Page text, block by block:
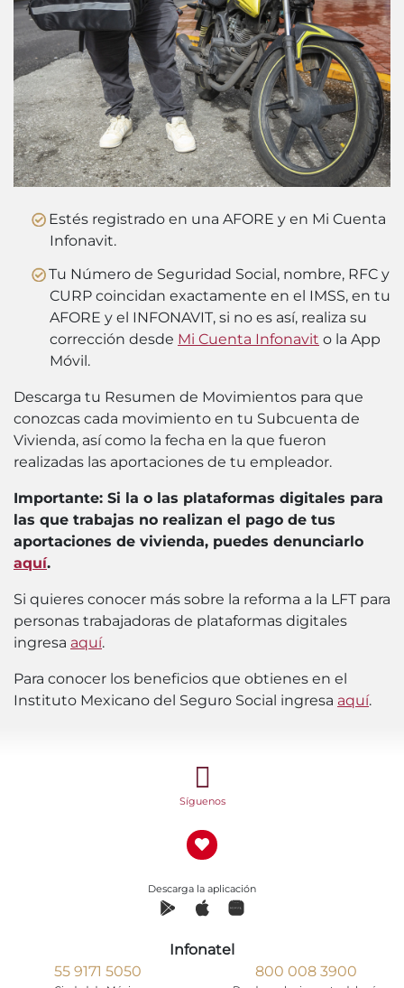
Estés registrado en una AFORE y en Mi Cuenta
Infonavit.
Tu Número de Seguridad Social, nombre, RFC y
CURP coincidan exactamente en el IMSS, en tu
AFORE y el INFONAVIT, si no es así, realiza su
corrección desde Mi Cuenta Infonavit o la App
Móvil.
Descarga tu Resumen de Movimientos para que
conozcas cada movimiento en tu Subcuenta de
Vivienda, así como la fecha en la que fueron
realizadas las aportaciones de tu empleador.
Importante: Si la o las plataformas digitales para
las que trabajas no realizan el pago de tus
aportaciones de vivienda, puedes denunciarlo
aquí.
Si quieres conocer más sobre la reforma a la LFT para
personas trabajadoras de plataformas digitales
ingresa aquí.
Para conocer los beneficios que obtienes en el
Instituto Mexicano del Seguro Social ingresa aquí.
Síguenos
Descarga la aplicación
Infonatel
55 9171 5050
800 008 3900